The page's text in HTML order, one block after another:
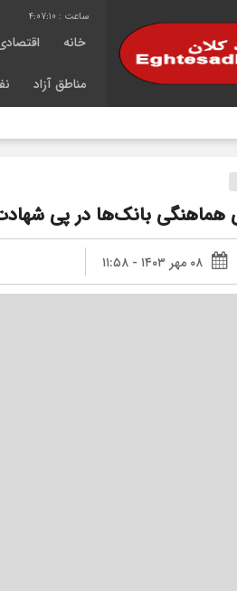
4:07:11
خانه
مناطق آزاد
هماهنگی بانک‌ها در پی
۰۸ مهر ۱۴۰۳ - ۱۱:۵۸